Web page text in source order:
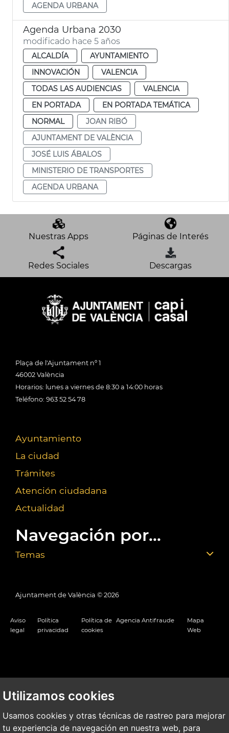
Utilizamos cookies
Usamos cookies y otras técnicas de rastreo para mejorar
tu experiencia de navegación en nuestra web, para
AGENDA URBANA
Agenda Urbana 2030
modificado hace 5 años
ALCALDÍA
AYUNTAMIENTO
INNOVACIÓN
VALENCIA
TODAS LAS AUDIENCIAS
VALENCIA
EN PORTADA
EN PORTADA TEMÁTICA
NORMAL
JOAN RIBÓ
AJUNTAMENT DE VALÈNCIA
JOSÉ LUIS ÁBALOS
MINISTERIO DE TRANSPORTES
AGENDA URBANA
Nuestras Apps Páginas de Interés
Redes Sociales Descargas
Plaça de l'Ajuntament nº 1
46002 València
Horarios: lunes a viernes de 8:30 a 14:00 horas
Teléfono: 963 52 54 78
Ayuntamiento
La ciudad
Trámites
Atención ciudadana
Actualidad
Navegación por...
Temas
Ajuntament de València © 2026
Aviso
legal
Política
privacidad
Política de
cookies
Agencia Antifraude
Mapa
Web